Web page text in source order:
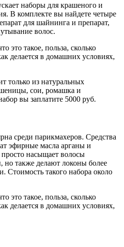
наборы для крашеного и
В комплекте вы найдете четыре
для шайнинга и препарат,
волос.
только из натуральных
сои, ромашка и
вы заплатите 5000 руб.
среди парикмахеров. Средства
эфирные масла арганы и
насыщает волосы
но также делают локоны более
такого набора около